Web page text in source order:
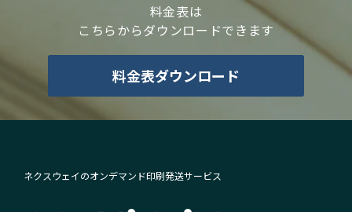
料金表は
こちらからダウンロードできます
料金表ダウンロード
ネクスウェイのオンデマンド印刷発送サービス